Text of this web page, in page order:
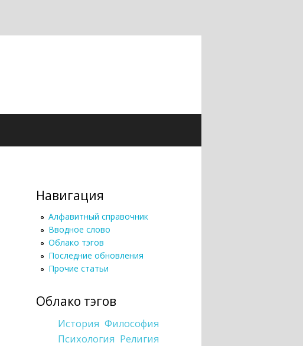
Навигация
Алфавитный справочник
Вводное слово
Облако тэгов
Последние обновления
Прочие статьи
Облако тэгов
История Философия
Психология Религия